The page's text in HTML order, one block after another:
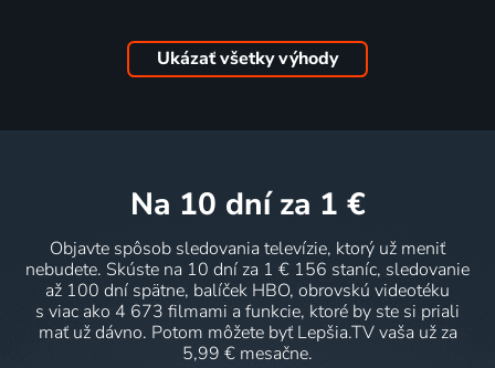
Ukázať všetky výhody
na 10 dní za 1 €
Objavte spôsob sledovania televízie, ktorý už meniť
nebudete. Skúste na 10 dní za 1 € 156 staníc, sledovanie
až 100 dní spätne, balíček HBO, obrovskú videotéku
s viac ako 4 673 filmami a funkcie, ktoré by ste si priali
mať už dávno. Potom môžete byť Lepšia.TV vaša už za
5,99 € mesačne.